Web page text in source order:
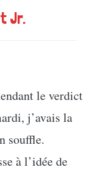
Jr.
le verdict
j’avais la
souffle.
à l’idée de